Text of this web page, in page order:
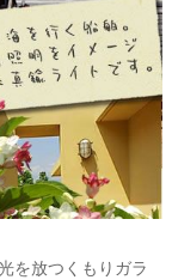
を放つくもりガラ